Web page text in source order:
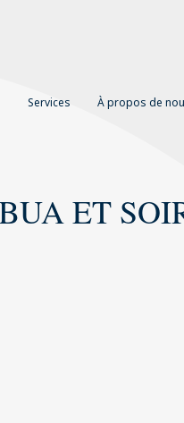
Services À propos de
ET